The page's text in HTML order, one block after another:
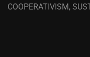
COOPERATIVISM,